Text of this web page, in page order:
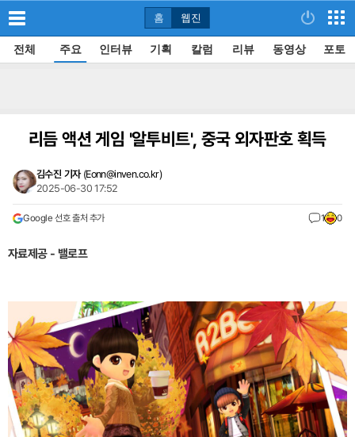
홈 웹진
전체 주요 인터뷰 기획 칼럼 리뷰 동영상 포토
리듬 액션 게임 '알투비트', 중국 외자판호 획득
김수진 기자 (Eonn@inven.co.kr)
2025-06-30 17:52
Google 선호 출처 추가 1 0
자료제공 - 밸로프